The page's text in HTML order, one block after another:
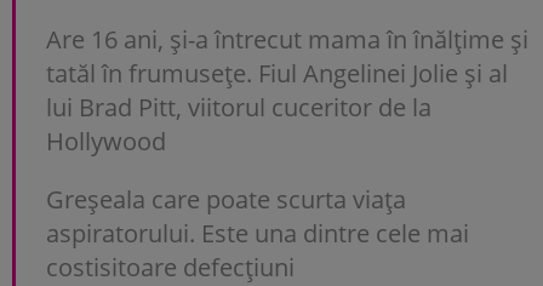
Are 16 ani, și-a întrecut mama în înălțime și
tatăl în frumusețe. Fiul Angelinei Jolie și al
lui Brad Pitt, viitorul cuceritor de la
Hollywood
Greșeala care poate scurta viața
aspiratorului. Este una dintre cele mai
costisitoare defecțiuni